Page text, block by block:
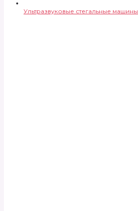
Ультразвуковые стегальные машины